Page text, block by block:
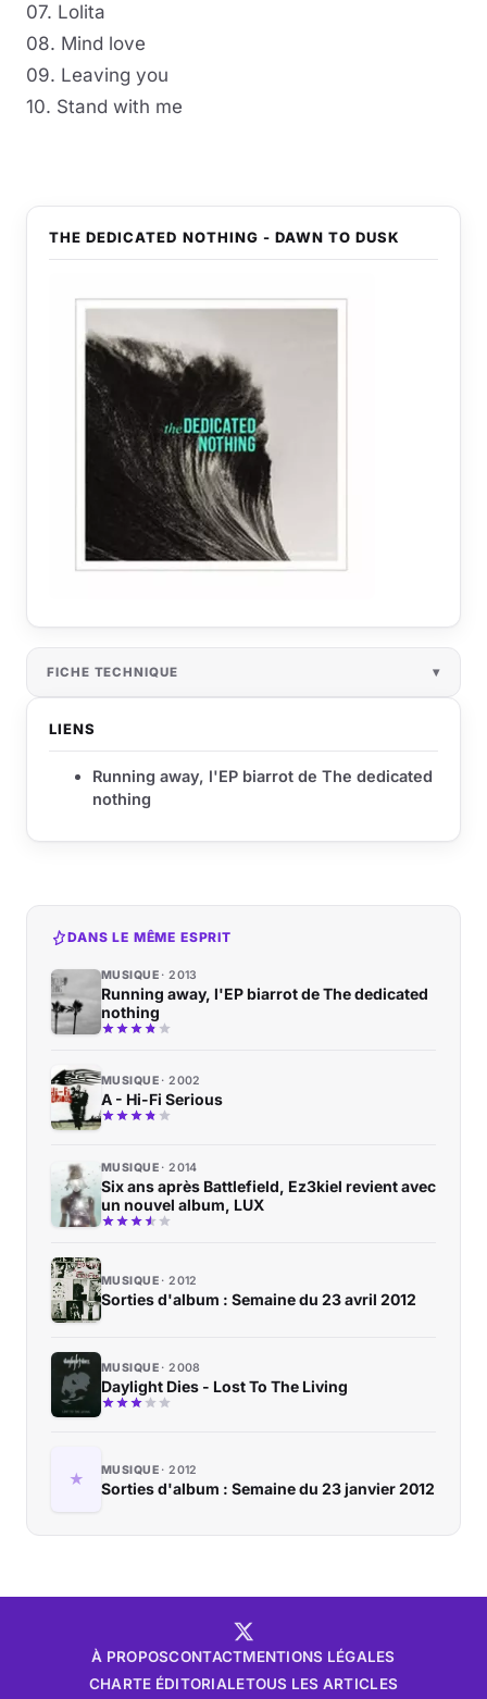
07. Lolita
08. Mind love
09. Leaving you
10. Stand with me
THE DEDICATED NOTHING - DAWN TO DUSK
FICHE TECHNIQUE
LIENS
Running away, l'EP biarrot de The dedicated
nothing
DANS LE MÊME ESPRIT
MUSIQUE 2013
Running away, l'EP biarrot de The dedicated
nothing
MUSIQUE 2002
A - Hi-Fi Serious
MUSIQUE 2014
Six ans après Battlefield, Ez3kiel revient avec
un nouvel album, LUX
MUSIQUE 2012
Sorties d'album : Semaine du 23 avril 2012
MUSIQUE 2008
Daylight Dies - Lost To The Living
MUSIQUE 2012
Sorties d'album : Semaine du 23 janvier 2012
À PROPOSCONTACTMENTIONS LÉGALES
CHARTE ÉDITORIALETOUS LES ARTICLES